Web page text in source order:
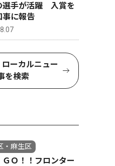
選手が活躍 入賞を
事に報告
ーカルニュー
を検索
・麻生区
ＧＯ！！フロンター